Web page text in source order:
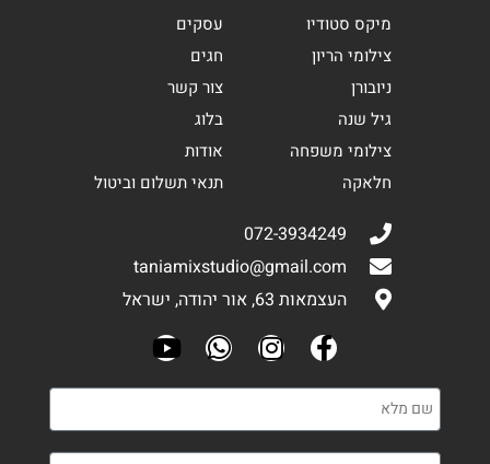
מיקס סטודיו
צילומי הריון
ניובורן
גיל שנה
צילומי משפחה
חלאקה
עסקים
חגים
צור קשר
בלוג
אודות
תנאי תשלום וביטול
072-3934249
taniamixstudio@gmail.com
העצמאות 63, אור יהודה, ישראל